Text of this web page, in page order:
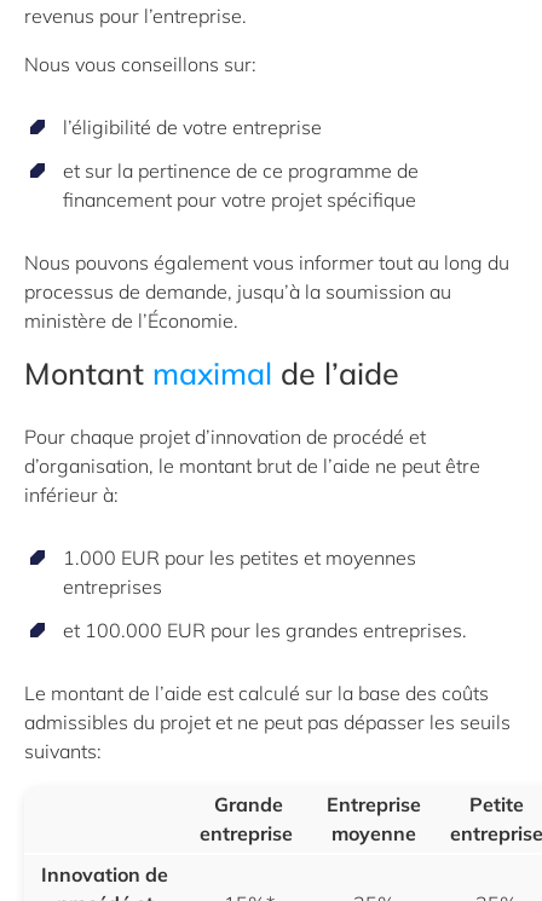
revenus pour l’entreprise.
Nous vous conseillons sur:
l’éligibilité de votre entreprise
et sur la pertinence de ce programme de
financement pour votre projet spécifique
Nous pouvons également vous informer tout au long du
processus de demande, jusqu’à la soumission au
ministère de l’Économie.
Montant maximal de l’aide
Pour chaque projet d’innovation de procédé et
d’organisation, le montant brut de l’aide ne peut être
inférieur à:
1.000 EUR pour les petites et moyennes
entreprises
et 100.000 EUR pour les grandes entreprises.
Le montant de l’aide est calculé sur la base des coûts
admissibles du projet et ne peut pas dépasser les seuils
suivants:
Grande
entreprise
Entreprise
moyenne
Petite
entreprise
Innovation de